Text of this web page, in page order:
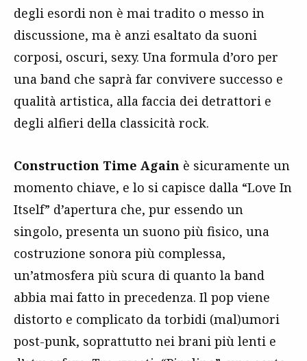
degli esordi non è mai tradito o messo in
discussione, ma è anzi esaltato da suoni
corposi, oscuri, sexy. Una formula d’oro per
una band che saprà far convivere successo e
qualità artistica, alla faccia dei detrattori e
degli alfieri della classicità rock.
Construction Time Again è sicuramente un
momento chiave, e lo si capisce dalla “Love In
Itself” d’apertura che, pur essendo un
singolo, presenta un suono più fisico, una
costruzione sonora più complessa,
un’atmosfera più scura di quanto la band
abbia mai fatto in precedenza. Il pop viene
distorto e complicato da torbidi (mal)umori
post-punk, soprattutto nei brani più lenti e